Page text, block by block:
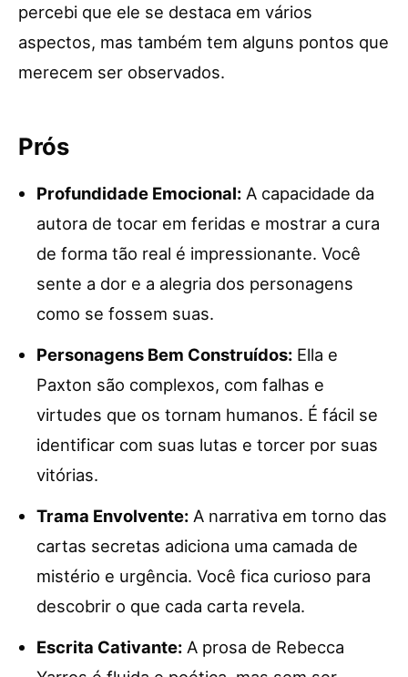
percebi que ele se destaca em vários
aspectos, mas também tem alguns pontos que
merecem ser observados.
Prós
Profundidade Emocional: A capacidade da
autora de tocar em feridas e mostrar a cura
de forma tão real é impressionante. Você
sente a dor e a alegria dos personagens
como se fossem suas.
Personagens Bem Construídos: Ella e
Paxton são complexos, com falhas e
virtudes que os tornam humanos. É fácil se
identificar com suas lutas e torcer por suas
vitórias.
Trama Envolvente: A narrativa em torno das
cartas secretas adiciona uma camada de
mistério e urgência. Você fica curioso para
descobrir o que cada carta revela.
Escrita Cativante: A prosa de Rebecca